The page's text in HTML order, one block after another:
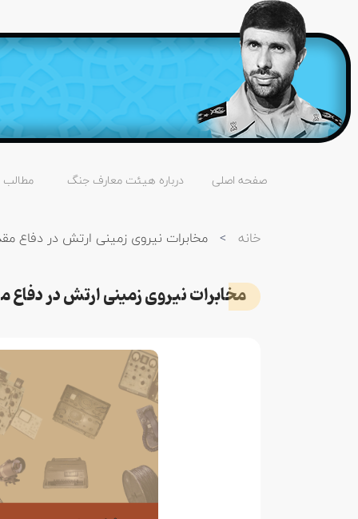
صفحه اصلی درباره هیئت معارف جنگ مطالب
خانه > مخابرات نیروی زمینی ارتش در دفاع
مخابرات نیروی زمینی ارتش در